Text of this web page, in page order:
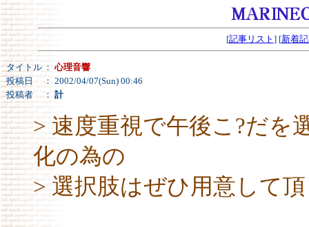
[記事リスト ] [新着
タイトル ：心理音響
投稿日
： 2002/04/07(Sun) 00:46
投稿者
： 計
> 速度重視で午後こ?だを
化の為の
> 選択肢はぜひ用意して